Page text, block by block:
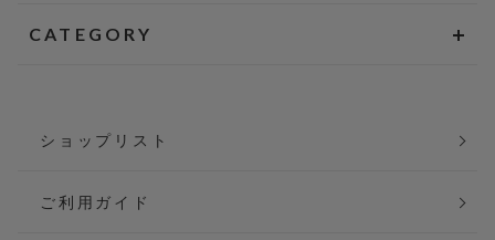
CATEGORY
ショップリスト
ご利用ガイド